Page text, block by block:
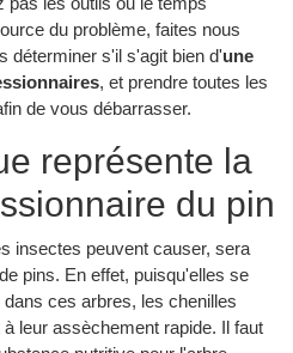
du problème, faites nous
déterminer s'il s'agit bien d'une
, et prendre toutes les
de vous débarrasser.
représente la
du pin
insectes peuvent causer, sera
pins. En effet, puisqu'elles se
ces arbres, les chenilles
leur assèchement rapide. Il faut